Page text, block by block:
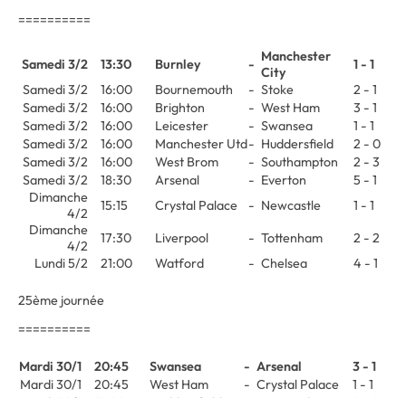
==========
Samedi 3/2 13:30 Burnley - Manchester
City
1 - 1
Samedi 3/2
16:00 Bournemouth - Stoke
2 - 1
Samedi 3/2
16:00 Brighton - West Ham
3 - 1
Samedi 3/2
16:00 Leicester - Swansea
1 - 1
Samedi 3/2
16:00 Manchester Utd- Huddersfield
2 - 0
Samedi 3/2
16:00 West Brom - Southampton
2 - 3
Samedi 3/2
18:30 Arsenal - Everton
5 - 1
Dimanche
4/2
15:15 Crystal Palace - Newcastle
1 - 1
Dimanche
4/2
17:30 Liverpool - Tottenham
2 - 2
Lundi 5/2
21:00 Watford - Chelsea 4 - 1
25ème journée
==========
Mardi 30/1 20:45 Swansea - Arsenal
3 - 1
Mardi 30/1
20:45 West Ham - Crystal Palace
1 - 1